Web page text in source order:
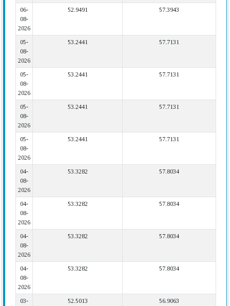
06-
08-
2026
52.9491 57.3943
05-
08-
2026
53.2441 57.7131
05-
08-
2026
53.2441 57.7131
05-
08-
2026
53.2441 57.7131
05-
08-
2026
53.2441 57.7131
04-
08-
2026
53.3282 57.8034
04-
08-
2026
53.3282 57.8034
04-
08-
2026
53.3282 57.8034
04-
08-
2026
53.3282 57.8034
03-
52.5013 56.9063